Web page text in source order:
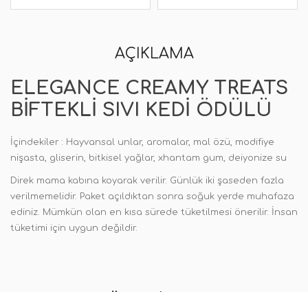
AÇIKLAMA
ELEGANCE CREAMY TREATS
BIFTEKLI SIVI KEDI ÖDÜLÜ
İçindekiler : Hayvansal unlar, aromalar, mal özü, modifiye
nişasta, gliserin, bitkisel yağlar, xhantam gum, deiyonize su
Direk mama kabına koyarak verilir. Günlük iki şaseden fazla
verilmemelidir. Paket açıldıktan sonra soğuk yerde muhafaza
ediniz. Mümkün olan en kısa sürede tüketilmesi önerilir. İnsan
tüketimi için uygun değildir.